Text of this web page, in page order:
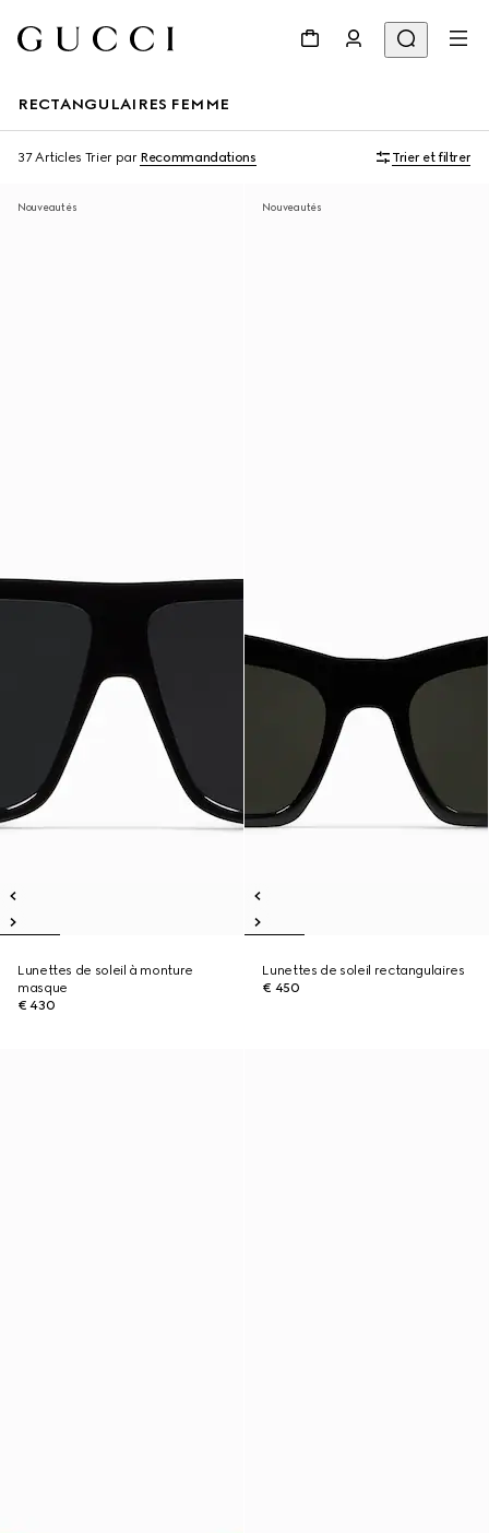
RECTANGULAIRES FEMME
37 Articles Trier par Recommandations Trier et filtrer
Nouveautés
Lunettes de soleil à monture
masque
€ 430
Nouveautés
Lunettes de soleil rectangulaires
€ 450